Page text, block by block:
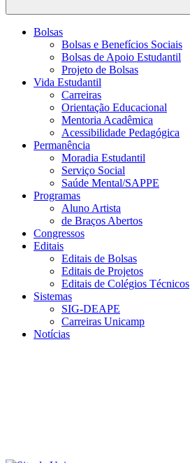
Buscar
Bolsas
Bolsas e Benefícios Sociais
Bolsas de Apoio Estudantil
Projeto de Bolsas
Vida Estudantil
Carreiras
Orientação Educacional
Mentoria Acadêmica
Acessibilidade Pedagógica
Permanência
Moradia Estudantil
Serviço Social
Saúde Mental/SAPPE
Programas
Aluno Artista
de Braços Abertos
Congressos
Editais
Editais de Bolsas
Editais de Projetos
Editais de Colégios Técnicos
Sistemas
SIG-DEAPE
Carreiras Unicamp
Notícias